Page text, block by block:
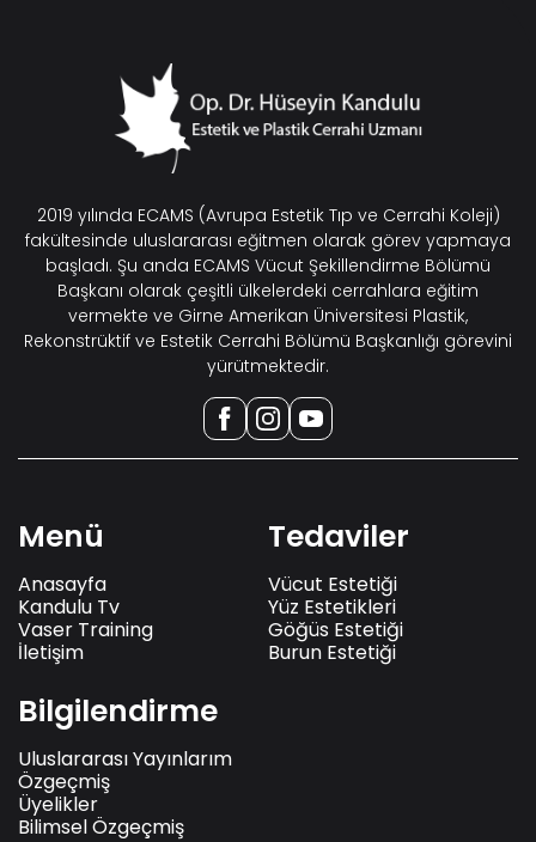
2019 yılında ECAMS (Avrupa Estetik Tıp ve Cerrahi Koleji)
fakültesinde uluslararası eğitmen olarak görev yapmaya
başladı. Şu anda ECAMS Vücut Şekillendirme Bölümü
Başkanı olarak çeşitli ülkelerdeki cerrahlara eğitim
vermekte ve Girne Amerikan Üniversitesi Plastik,
Rekonstrüktif ve Estetik Cerrahi Bölümü Başkanlığı görevini
yürütmektedir.
Menü
Anasayfa
Kandulu Tv
Vaser Training
İletişim
Tedaviler
Vücut Estetiği
Yüz Estetikleri
Göğüs Estetiği
Burun Estetiği
Bilgilendirme
Uluslararası Yayınlarım
Özgeçmiş
Üyelikler
Bilimsel Özgeçmiş